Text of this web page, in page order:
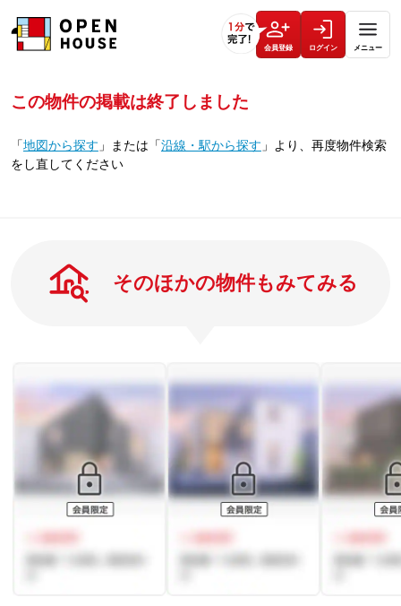
会員登録 ログイン メニュー
この物件の掲載は終了しました
「地図から探す 」 または 「沿線・駅から探す 」 より、再度物件検索
をし直してください
そのほかの物件もみてみる